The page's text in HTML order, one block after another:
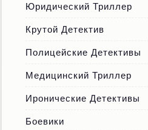
Юридический Триллер
Крутой Детектив
Полицейские Детективы
Медицинский Триллер
Иронические Детективы
Боевики